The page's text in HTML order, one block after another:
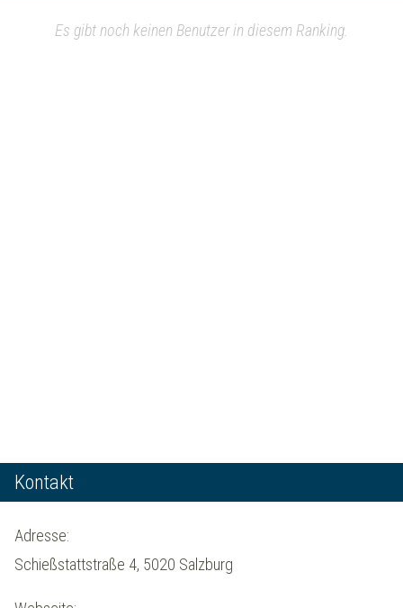
Es gibt noch keinen Benutzer in diesem Ranking.
Kontakt
Adresse:
Schießstattstraße 4, 5020 Salzburg